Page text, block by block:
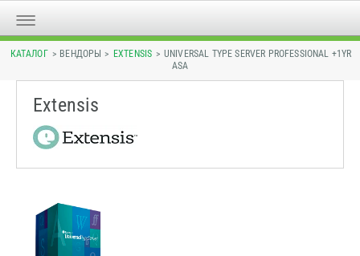
КАТАЛОГ > ВЕНДОРЫ > EXTENSIS > UNIVERSAL TYPE SERVER PROFESSIONAL +1YR
ASA
Extensis